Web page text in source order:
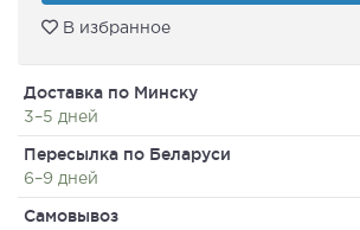
В избранное
Доставка по Минску
3–5 дней
Пересылка по Беларуси
6–9 дней
Самовывоз